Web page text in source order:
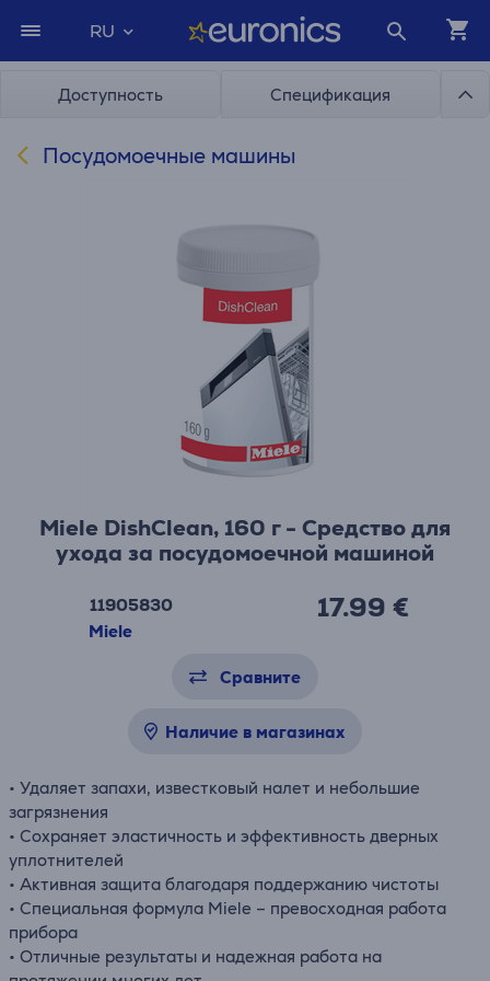
RU
Доступность Спецификация
Посудомоечные машины
Miele DishClean, 160 г - Средство для
ухода за посудомоечной машиной
11905830
Miele
17.99 €
Сравните
Наличие в магазинах
• Удаляет запахи, известковый налет и небольшие
загрязнения
• Сохраняет эластичность и эффективность дверных
уплотнителей
• Активная защита благодаря поддержанию чистоты
• Специальная формула Miele – превосходная работа
прибора
• Отличные результаты и надежная работа на